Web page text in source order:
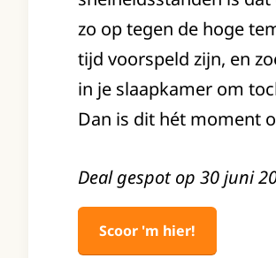
zo op tegen de hoge
tijd voorspeld zijn, en
in je slaapkamer om
Dan is dit hét moment
Deal gespot op 30 juni
Scoor 'm hier!